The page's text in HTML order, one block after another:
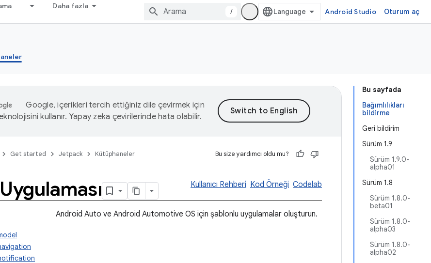
Daha fazla
/ Android Studio Oturum aç
Bu sayfada
Bağımlılıkları
bildirme
Geri bildirim
Sürüm 1.9
Sürüm 1.9.0-
alpha01
Sürüm 1.8
Sürüm 1.8.0-
beta01
Sürüm 1.8.0-
alpha03
Sürüm 1.8.0-
alpha02
Google, içerikleri tercih ettiğiniz dile çevirmek için
kullanır. Yapay zeka çevirilerinde hata olabilir.
Get started Jetpack Kütüphaneler Bu size yardımcı oldu mu?
Kullanıcı Rehberi Kod Örneği Codelab
Android Auto ve Android Automotive OS için şablonlu uygulamalar oluşturun.